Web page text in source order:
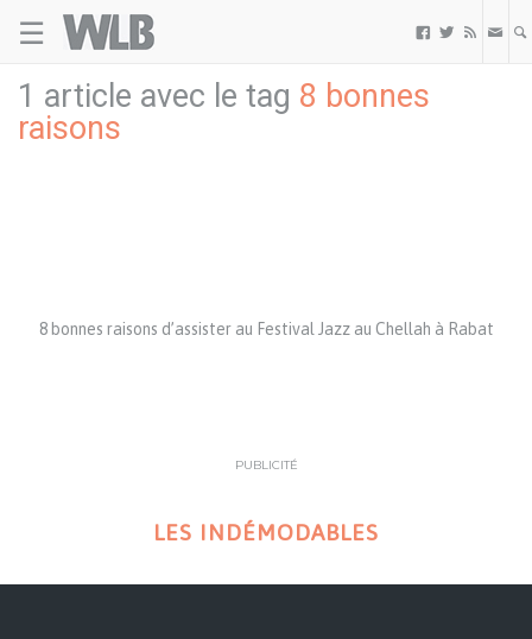
☰   
1 article avec le tag 8 bonnes
raisons
8 bonnes raisons d’assister au Festival Jazz au Chellah à Rabat
PUBLICITÉ
LES INDÉMODABLES